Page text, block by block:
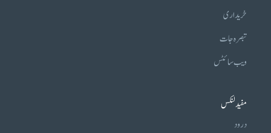
خریداری
تبصرہ جات
ویب سائٹس
مفید لنکس
درود